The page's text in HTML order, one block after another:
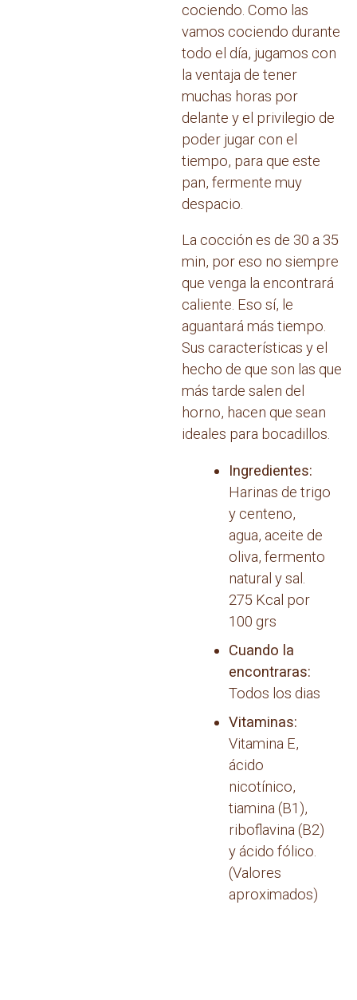
cociendo. Como las
vamos cociendo durante
todo el día, jugamos con
la ventaja de tener
muchas horas por
delante y el privilegio de
poder jugar con el
tiempo, para que este
pan, fermente muy
despacio.
La cocción es de 30 a 35
min, por eso no siempre
que venga la encontrará
caliente. Eso sí, le
aguantará más tiempo.
Sus características y el
hecho de que son las que
más tarde salen del
horno, hacen que sean
ideales para bocadillos.
Ingredientes:
Harinas de trigo
y centeno,
agua, aceite de
oliva, fermento
natural y sal.
275 Kcal por
100 grs
Cuando la
encontraras:
Todos los dias
Vitaminas:
Vitamina E,
ácido
nicotínico,
tiamina (B1),
riboflavina (B2)
y ácido fólico.
(Valores
aproximados)